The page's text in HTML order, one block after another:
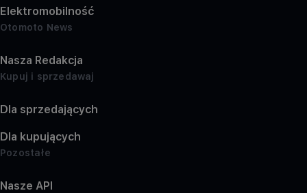
Elektromobilność
Otomoto News
Nasza Redakcja
Kupuj i sprzedawaj
Dla sprzedających
Dla kupujących
Pozostałe
Nasze API